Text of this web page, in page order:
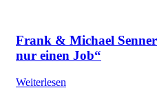
Frank & Michael
nur einen Job“
Weiterlesen